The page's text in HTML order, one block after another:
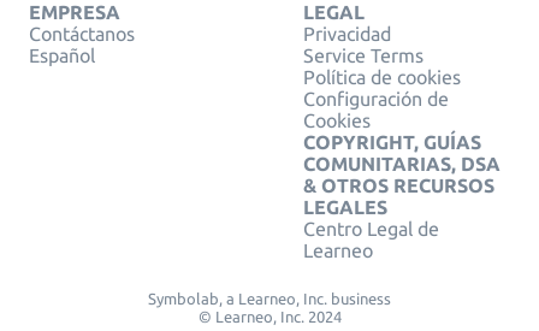
EMPRESA
Contáctanos
Español
LEGAL
Privacidad
Service Terms
Política de cookies
Configuración de
Cookies
COPYRIGHT, GUÍAS
COMUNITARIAS, DSA
& OTROS RECURSOS
LEGALES
Centro Legal de
Learneo
Symbolab, a Learneo, Inc. business
© Learneo, Inc. 2024